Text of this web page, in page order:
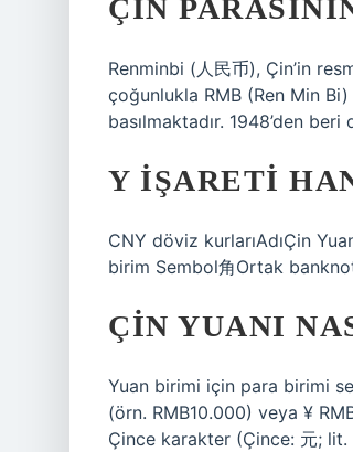
ÇIN
Renminbi (人民币), Çin’in
çoğunlukla RMB (Ren Min Bi)
basılmaktadır. 1948’den beri
Y IŞARETI
CNY döviz kurlarıAdıÇin
birim Sembol角Ortak
ÇIN YUANI
Yuan birimi için para birimi
(örn. RMB10.000) veya ¥
Çince karakter (Çince: 元; lit.